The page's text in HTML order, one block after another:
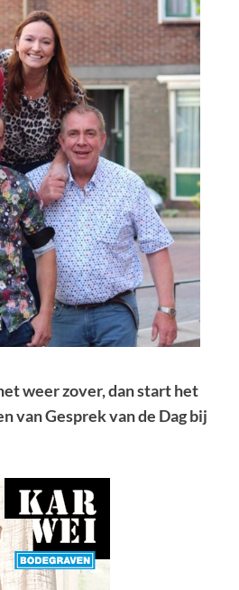
weer zover, dan start het
van Gesprek van de Dag bij